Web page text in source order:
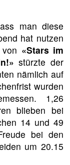
man diese
hat nutzen
«Stars im
stürzte der
nämlich auf
wurden
1,26
blieben bei
14 und 49
bei den
um 20.15